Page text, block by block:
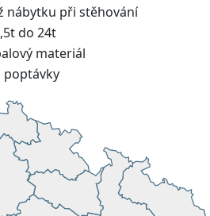
nábytku při stěhování
do 24t
materiál
poptávky